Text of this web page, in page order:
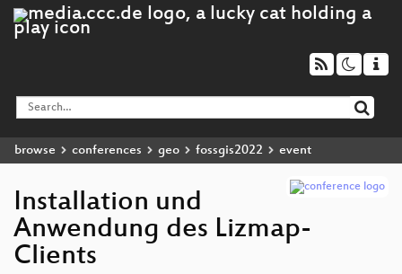
browse conferences geo fossgis2022 event
Installation und
Anwendung des Lizmap-
Clients